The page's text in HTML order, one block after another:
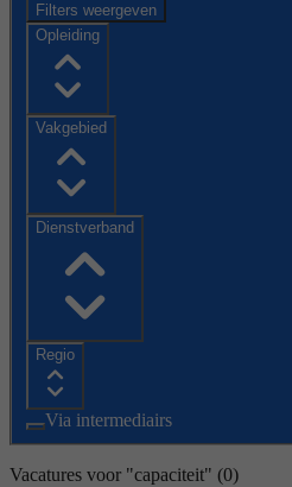
Filters weergeven
Opleiding
Vakgebied
Dienstverband
Regio
Via intermediairs
Vacatures voor "capaciteit" (0)